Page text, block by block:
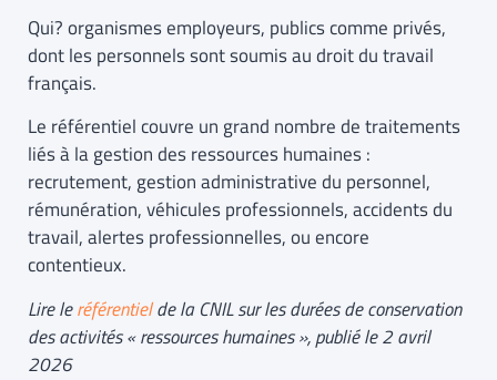
Qui? organismes employeurs, publics comme privés,
dont les personnels sont soumis au droit du travail
français.
Le référentiel couvre un grand nombre de traitements
liés à la gestion des ressources humaines :
recrutement, gestion administrative du personnel,
rémunération, véhicules professionnels, accidents du
travail, alertes professionnelles, ou encore
contentieux.
Lire leréférentielde la CNIL sur les durées de conservation
des activités « ressources humaines », publié le 2 avril
2026